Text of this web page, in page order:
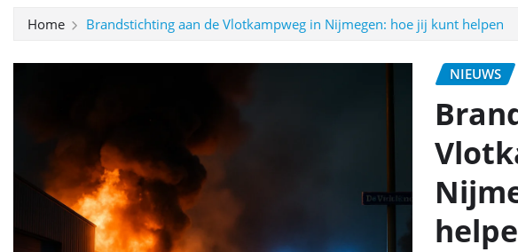
Home Brandstichting aan de Vlotkampweg in Nijmegen: hoe jij kunt helpen
NIEUWS